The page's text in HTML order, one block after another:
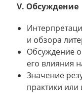
V. Обсуждение
и обзора
Обсуждение
его влияния
Значение
практики или